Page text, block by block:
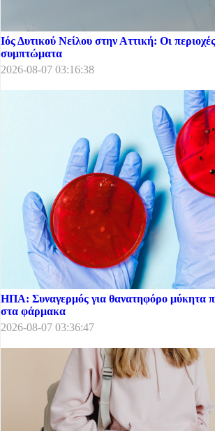
Ιός Δυτικού Νείλου στην Αττική: Οι
συμπτώματα
2026-08-07 03:16:38
ΗΠΑ: Συναγερμός για θανατηφόρο μύκητα
στα φάρμακα
2026-08-07 03:36:47